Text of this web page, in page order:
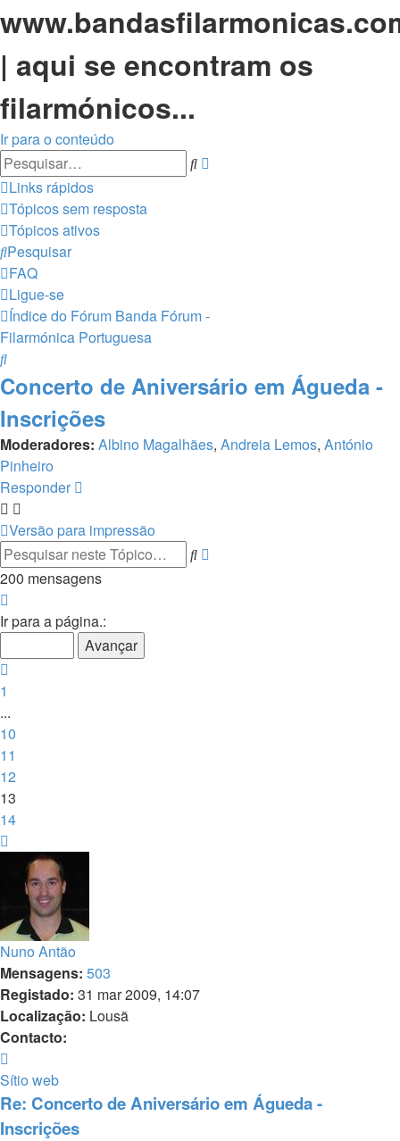
| aqui se encontram os
filarmónicos...
Ir para o conteúdo
Pesquisar
Links rápidos
Tópicos sem resposta
Tópicos ativos
Pesquisar
FAQ
Ligue-se
Índice do Fórum Banda Fórum -
Filarmónica Portuguesa
Pesquisar
Concerto de Aniversário em Águeda -
Inscrições
Moderadores: Albino Magalhães, Andreia Lemos, António
Pinheiro
Responder
Versão para impressão
Pesquisar
200 mensagens
13
14
Ir para a página.:
1
...
10
11
12
13
14
Nuno Antão
Mensagens: 503
Registado: 31 mar 2009, 14:07
Localização: Lousã
Contacto:
Nuno
Antão
Sítio web
Re: Concerto de Aniversário em Águeda -
Inscrições